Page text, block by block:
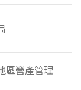
區營產管理